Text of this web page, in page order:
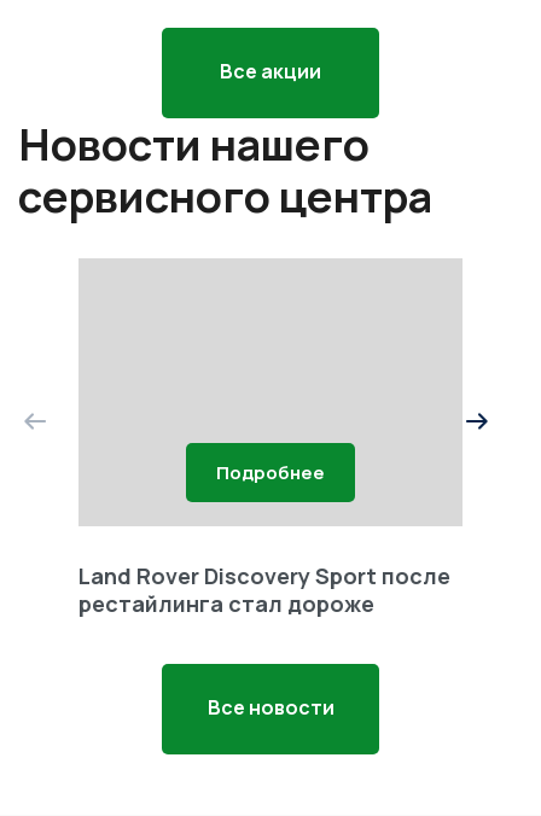
Все акции
Новости нашего
сервисного центра
Подробнее
Land Rover Discovery Sport после
рестайлинга стал дороже
Все новости